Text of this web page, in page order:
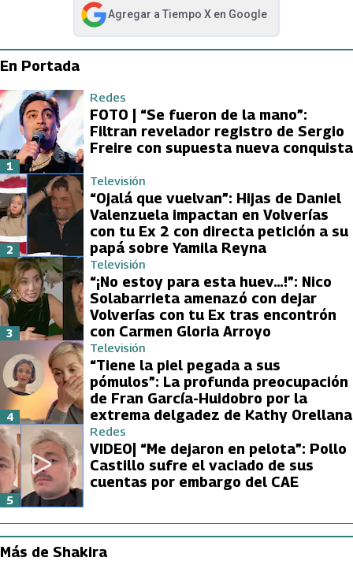
Agregar a Tiempo Xen Google
abre en nueva pestaña
En Portada
Redes
FOTO | “Se fueron de la mano”:
Filtran revelador registro de Sergio
Freire con supuesta nueva conquista
1
Televisión
“Ojalá que vuelvan”: Hijas de Daniel
Valenzuela impactan en Volverías
con tu Ex 2 con directa petición a su
papá sobre Yamila Reyna
2
Televisión
“¡No estoy para esta huev…!”: Nico
Solabarrieta amenazó con dejar
Volverías con tu Ex tras encontrón
con Carmen Gloria Arroyo
3
Televisión
“Tiene la piel pegada a sus
pómulos”: La profunda preocupación
de Fran García-Huidobro por la
extrema delgadez de Kathy Orellana
4
Redes
VIDEO| “Me dejaron en pelota”: Pollo
Castillo sufre el vaciado de sus
cuentas por embargo del CAE
5
Más de Shakira